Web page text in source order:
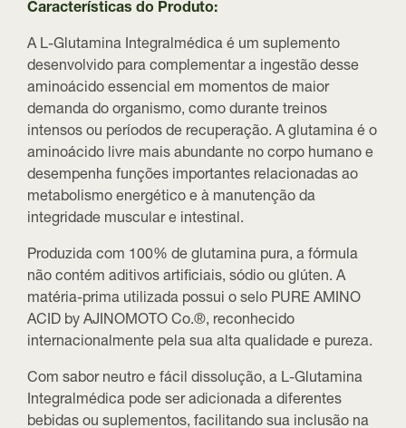
Características do Produto:
A L-Glutamina Integralmédica é um suplemento
desenvolvido para complementar a ingestão desse
aminoácido essencial em momentos de maior
demanda do organismo, como durante treinos
intensos ou períodos de recuperação. A glutamina é o
aminoácido livre mais abundante no corpo humano e
desempenha funções importantes relacionadas ao
metabolismo energético e à manutenção da
integridade muscular e intestinal.
Produzida com 100% de glutamina pura, a fórmula
não contém aditivos artificiais, sódio ou glúten. A
matéria-prima utilizada possui o selo PURE AMINO
ACID by AJINOMOTO Co.®, reconhecido
internacionalmente pela sua alta qualidade e pureza.
Com sabor neutro e fácil dissolução, a L-Glutamina
Integralmédica pode ser adicionada a diferentes
bebidas ou suplementos, facilitando sua inclusão na